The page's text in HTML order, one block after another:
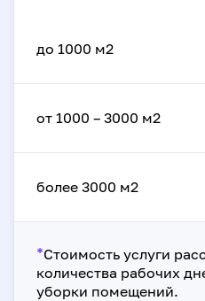
до 1000 м2
от 1000 – 3000 м2
более 3000 м2
*Стоимость услуги
количества рабочих
уборки помещений.